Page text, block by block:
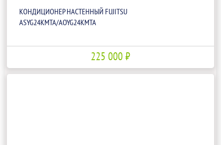
КОНДИЦИОНЕР НАСТЕННЫЙ FUJITSU
ASYG24KMTA/AOYG24KMTA
225 000 ₽